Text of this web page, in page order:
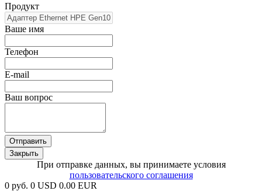
Продукт
Ваше имя
Телефон
E-mail
Ваш вопрос
Отправить
Закрыть
При отправке данных, вы принимаете условия
пользовательского соглашения
0 руб. 0 USD 0.00 EUR